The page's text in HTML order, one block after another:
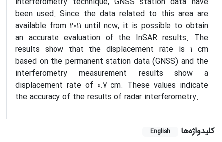
been used. Since the data related to this area are
available from 2011 until now, it is possible to obtain
an accurate evaluation of the InSAR results. The
results show that the displacement rate is 1 cm
based on the permanent station data (GNSS) and the
interferometry measurement results show a
displacement rate of 0.7 cm. These values indicate
the accuracy of the results of radar interferometry.
کلیدواژه‌ها English